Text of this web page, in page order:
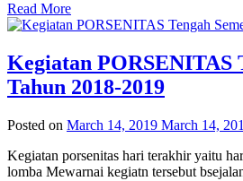
Read More
Kegiatan PORSENITAS
Tahun 2018-2019
Posted on March 14, 2019 March 14,
Kegiatan porsenitas hari terakhir yaitu
lomba Mewarnai kegiatn tersebut